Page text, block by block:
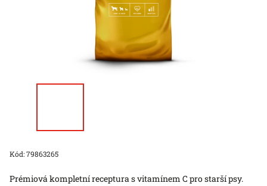
Kód:79863265
Prémiová kompletní receptura s vitamínem C pro starší psy.